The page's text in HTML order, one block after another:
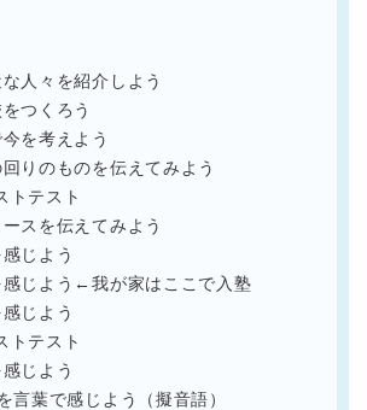
な人々を紹介しよう
つくろう
今を考えよう
回りのものを伝えてみよう
トテスト
ースを伝えてみよう
じよう
感じよう←我が家はここで入塾
じよう
トテスト
じよう
言葉で感じよう（擬音語）